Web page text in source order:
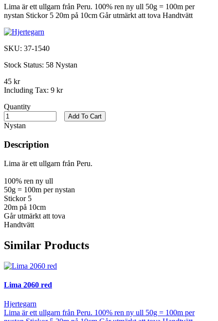
Lima är ett ullgarn från Peru. 100% ren ny ull 50g = 100m per
nystan Stickor 5 20m på 10cm Går utmärkt att tova Handtvätt
SKU: 37-1540
Stock Status: 58 Nystan
45 kr
Including Tax: 9 kr
Quantity
Nystan
Add To Cart
Description
Lima är ett ullgarn från Peru.
100% ren ny ull
50g = 100m per nystan
Stickor 5
20m på 10cm
Går utmärkt att tova
Handtvätt
Similar Products
Lima 2060 red
Hjertegarn
Lima är ett ullgarn från Peru. 100% ren ny ull 50g = 100m per